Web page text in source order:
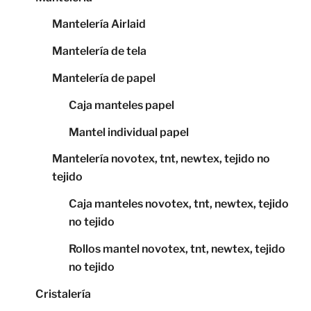
Mantelería Airlaid
Mantelería de tela
Mantelería de papel
Caja manteles papel
Mantel individual papel
Mantelería novotex, tnt, newtex, tejido no
tejido
Caja manteles novotex, tnt, newtex, tejido
no tejido
Rollos mantel novotex, tnt, newtex, tejido
no tejido
Cristalería